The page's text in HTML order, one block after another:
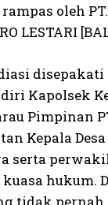
oleh
LESTARI
disepakati
Kapolsek
Pimpinan
Kepala
serta
hukum.